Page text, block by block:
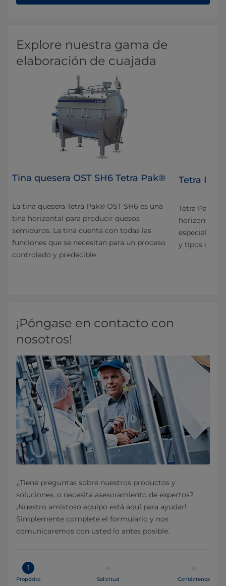
Explore nuestra gama de
elaboración de cuajada
Tina quesera OST SH6 Tetra Pak®
La tina quesera Tetra Pak® OST SH6 es una
tina horizontal para producir quesos
semiduros. La tina cuenta con todas las
funciones que se necesitan para un proceso
controlado y predecible
Tetra
Tetra Pak®
horizontal
especial la
y tipos de
¡Póngase en contacto con
nosotros!
¿Tiene preguntas sobre nuestros productos y
soluciones, o necesita asesoramiento de expertos?
¡Nuestro amistoso equipo está aquí para ayudar!
Simplemente complete el formulario y nos
comunicaremos con usted lo antes posible.
1
Propósito Solicitud Contáctenos